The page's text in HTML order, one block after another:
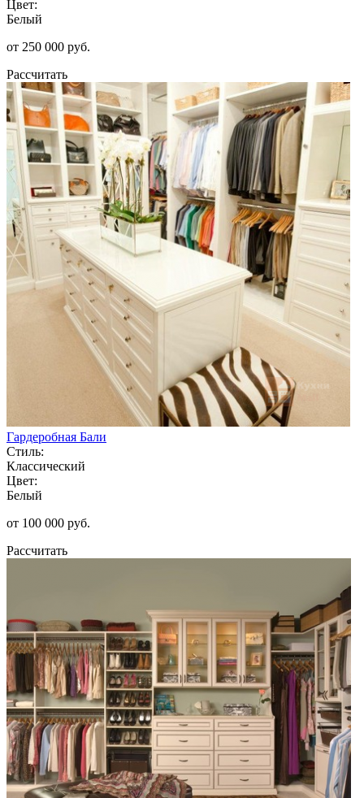
Цвет:
Белый
от 250 000 руб.
Рассчитать
Гардеробная Бали
Стиль:
Классический
Цвет:
Белый
от 100 000 руб.
Рассчитать